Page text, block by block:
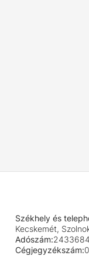
Székhely és
Kecskemét,
Adószám:
Cégjegyzékszám: